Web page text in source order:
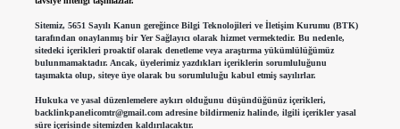
Sitemiz, 5651 Sayılı Kanun gereğince Bilgi Teknolojileri ve İletişim Kurumu (BTK)
tarafından onaylanmış bir Yer Sağlayıcı olarak hizmet vermektedir. Bu nedenle,
sitedeki içerikleri proaktif olarak denetleme veya araştırma yükümlülüğümüz
bulunmamaktadır. Ancak, üyelerimiz yazdıkları içeriklerin sorumluluğunu
taşımakta olup, siteye üye olarak bu sorumluluğu kabul etmiş sayılırlar.
Hukuka ve yasal düzenlemelere aykırı olduğunu düşündüğünüz içerikleri,
backlinkpanelicomtr@gmail.comadresine bildirmeniz halinde, ilgili içerikler yasal
süre içerisinde sitemizden kaldırılacaktır.